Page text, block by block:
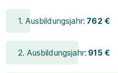
1. Ausbildungsjahr: 762 €
2. Ausbildungsjahr: 915 €